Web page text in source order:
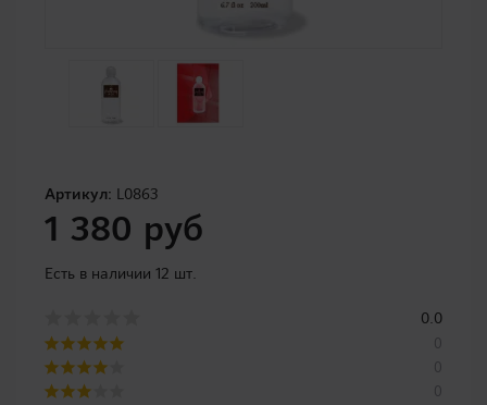
Артикул: L0863
1 380 руб
Есть в наличии 12 шт.
0.0
0
0
0